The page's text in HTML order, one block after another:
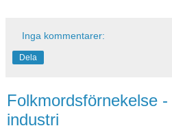
Inga kommentarer:
Dela
Folkmordsförnekelse
industri